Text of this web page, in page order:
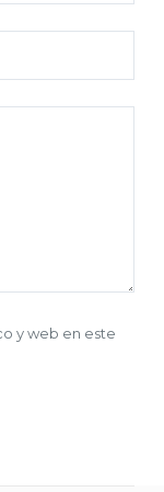
y web en este